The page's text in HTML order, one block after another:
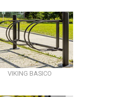
VIKING BASICO